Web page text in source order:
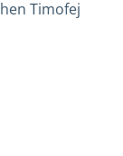
Timofej